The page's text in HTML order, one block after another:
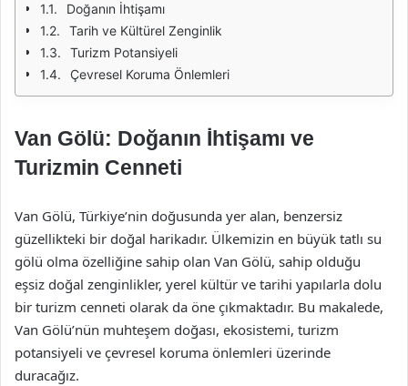
Doğanın İhtişamı
Tarih ve Kültürel Zenginlik
Turizm Potansiyeli
Çevresel Koruma Önlemleri
Van Gölü: Doğanın İhtişamı ve
Turizmin Cenneti
Van Gölü, Türkiye’nin doğusunda yer alan, benzersiz
güzellikteki bir doğal harikadır. Ülkemizin en büyük tatlı su
gölü olma özelliğine sahip olan Van Gölü, sahip olduğu
eşsiz doğal zenginlikler, yerel kültür ve tarihi yapılarla dolu
bir turizm cenneti olarak da öne çıkmaktadır. Bu makalede,
Van Gölü’nün muhteşem doğası, ekosistemi, turizm
potansiyeli ve çevresel koruma önlemleri üzerinde
duracağız.